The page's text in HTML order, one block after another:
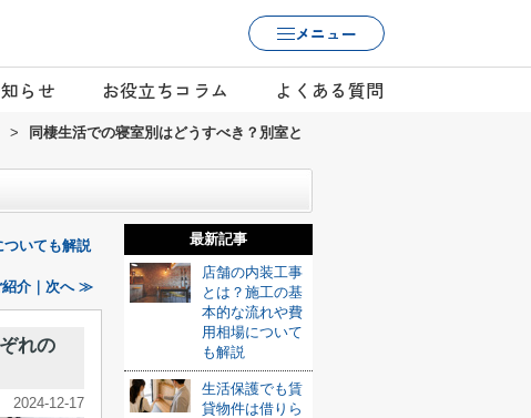
メニュー
らせ お役立ちコラム よくある質問
>
同棲生活での寝室別はどうすべき？別室と
いても解説
紹介｜次へ ≫
れの
2024-12-17
最新記事
店舗の内装工事
とは？施工の基
本的な流れや費
用相場について
も解説
生活保護でも賃
貸物件は借りら